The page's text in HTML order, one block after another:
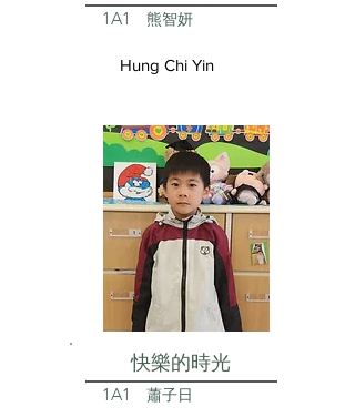
1A1 熊智妍
Hung Chi Yin
快樂的時光
1A1 蕭子日